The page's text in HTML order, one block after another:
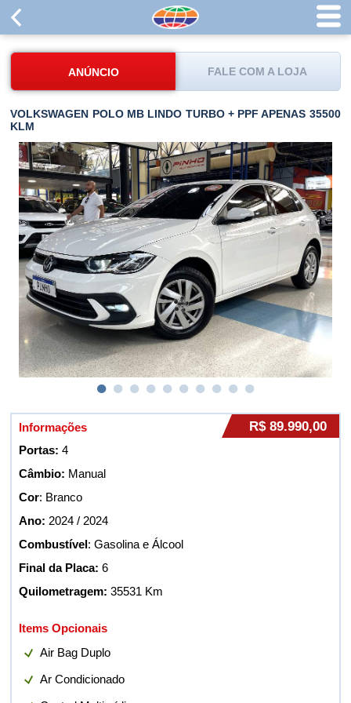
ANÚNCIO FALE COM A LOJA
VOLKSWAGEN POLO MB LINDO TURBO + PPF APENAS 35500
KLM
Informações R$ 89.990,00
Portas: 4
Câmbio: Manual
Cor: Branco
Ano: 2024 / 2024
Combustível: Gasolina e Álcool
Final da Placa: 6
Quilometragem: 35531 Km
Items Opcionais
Air Bag Duplo
Ar Condicionado